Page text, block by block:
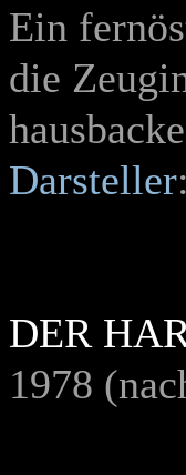
Ein
die
Darsteller:
DER
1978